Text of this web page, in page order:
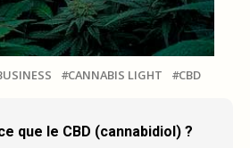
CANNABIS LIGHT CBD
que le CBD (cannabidiol) ?